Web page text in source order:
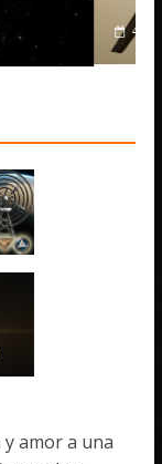
amor a una